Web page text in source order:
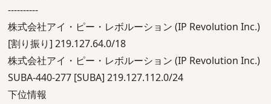
----------
株式会社アイ・ピー・レボルーション (IP Revolution Inc.)
[割り振り] 219.127.64.0/18
株式会社アイ・ピー・レボルーション (IP Revolution Inc.)
SUBA-440-277 [SUBA] 219.127.112.0/24
下位情報